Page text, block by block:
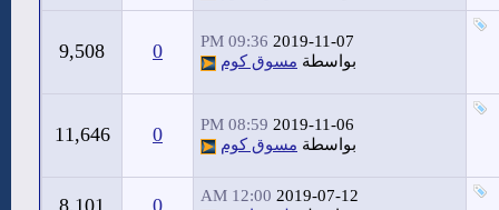
2019-11-07
09:36 PM
بواسطة مسوق كوم 0
9,508
2019-11-06
08:59 PM
بواسطة مسوق كوم 0
11,646
2019-07-12
12:00 AM
0
8,101